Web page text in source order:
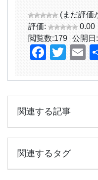
(まだ評価
評価:
0.00
閲覧数:179 公開日
関連する記事
関連するタグ